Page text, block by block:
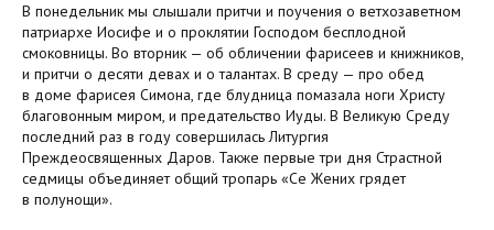
В понедельник мы слышали притчи и поучения о ветхозаветном
патриархе Иосифе и о проклятии Господом бесплодной
смоковницы. Во вторник — об обличении фарисеев и книжников,
и притчи о десяти девах и о талантах. В среду — про обед
в доме фарисея Симона, где блудница помазала ноги Христу
благовонным миром, и предательство Иуды. В Великую Среду
последний раз в году совершилась Литургия
Преждеосвященных Даров. Также первые три дня Страстной
седмицы объединяет общий тропарь «Се Жених грядет
в полунощи».